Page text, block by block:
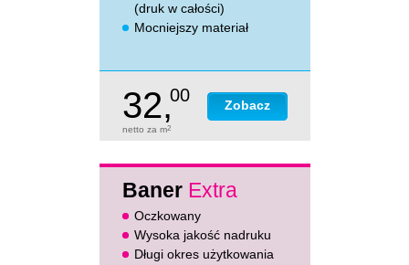
(druk w całości)
Mocniejszy materiał
Zobacz
32,00
netto za m2
Baner Extra
Oczkowany
Wysoka jakość nadruku
Długi okres użytkowania